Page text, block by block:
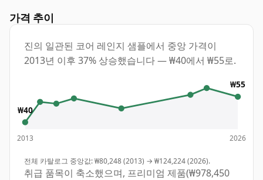
가격 추이
진의 일관된 코어 레인지 샘플에서 중앙 가격이
2013년 이후 37% 상승했습니다 — ₩40에서 ₩55로.
₩40
2013
₩55
2026
전체 카탈로그 중앙값: ₩80,248 (2013) → ₩124,224 (2026).
취급 품목이 축소했으며, 프리미엄 제품(₩978,450